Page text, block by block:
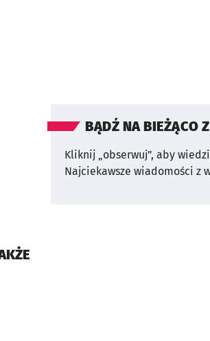
BĄDŹ NA BIEŻĄCO
Kliknij „obserwuj”, aby
Najciekawsze wiadomości z